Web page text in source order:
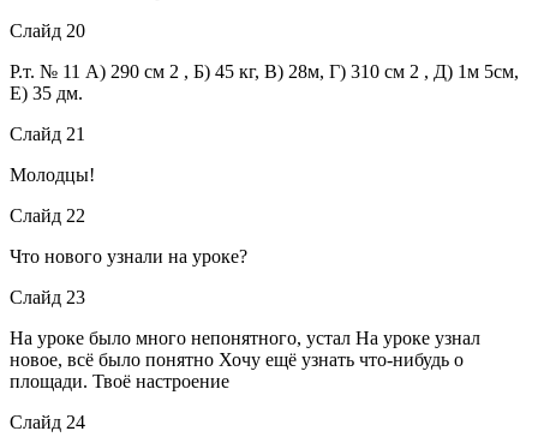
Слайд 20
Р.т. № 11 А) 290 см 2 , Б) 45 кг, В) 28м, Г) 310 см 2 , Д) 1м 5см,
Е) 35 дм.
Слайд 21
Молодцы!
Слайд 22
Что нового узнали на уроке?
Слайд 23
На уроке было много непонятного, устал На уроке узнал
новое, всё было понятно Хочу ещё узнать что-нибудь о
площади. Твоё настроение
Слайд 24